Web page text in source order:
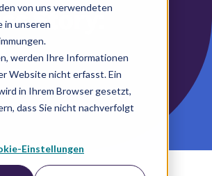
von uns verwendeten
in unseren
werden Ihre Informationen
Website nicht erfasst. Ein
in Ihrem Browser gesetzt,
dass Sie nicht nachverfolgt
Einstellungen
Story: